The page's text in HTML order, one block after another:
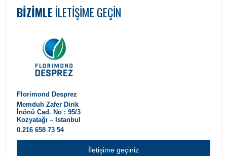
BIZIMLE ILETIŞIME GEÇIN
Florimond Desprez
Memduh Zafer Dirik
İnönü Cad. No : 95/3
Kozyatağı – Istanbul
0.216 658 73 54
İletişime geçiniz